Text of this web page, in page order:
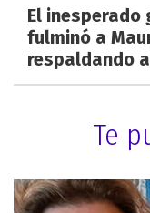
El inesperado
fulminó a
respaldando
Te